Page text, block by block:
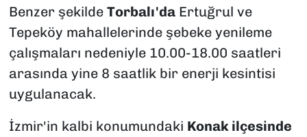
Benzer şekilde Torbalı'daErtuğrul ve
Tepeköy mahallelerinde şebeke yenileme
çalışmaları nedeniyle 10.00-18.00 saatleri
arasında yine 8 saatlik bir enerji kesintisi
uygulanacak.
İzmir'in kalbi konumundaki Konak ilçesinde